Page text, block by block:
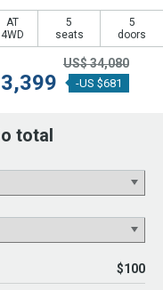
AT
4WD
5
seats
5
doors
US$34,080
-US $681
total
$100